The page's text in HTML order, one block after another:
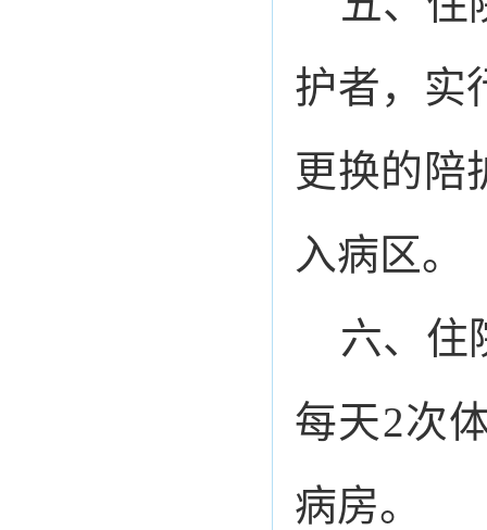
护者，实
更换的陪
入病区。
六、住
每天2次
病房。